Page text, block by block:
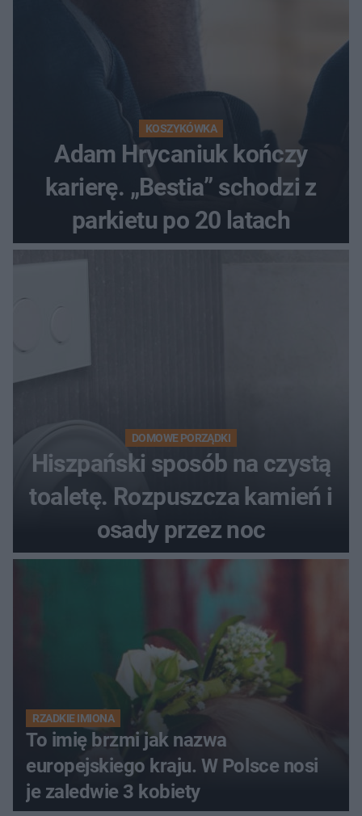
KOSZYKÓWKA
Adam Hrycaniuk kończy
karierę. „Bestia” schodzi z
parkietu po 20 latach
DOMOWE PORZĄDKI
Hiszpański sposób na czystą
toaletę. Rozpuszcza kamień i
osady przez noc
RZADKIE IMIONA
To imię brzmi jak nazwa
europejskiego kraju. W Polsce nosi
je zaledwie 3 kobiety